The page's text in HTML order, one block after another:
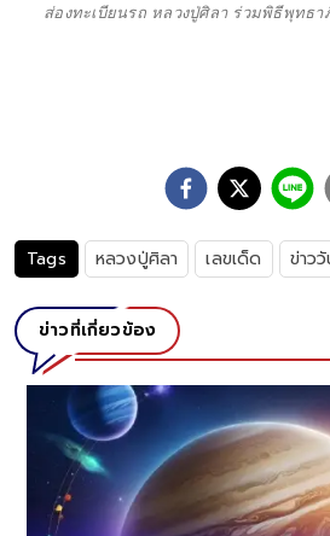
ส่องทะเบียนรถ หลวงปู่ศิลา ร่วมพิธีพุทธ
Tags หลวงปู่ศิลา เลขเด็ด ข่าว
ข่าวที่เกี่ยวข้อง